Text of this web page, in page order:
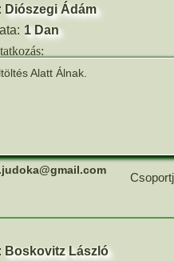
Diószegi Ádám
1 Dan
Alatt Álnak.
Boskovitz László